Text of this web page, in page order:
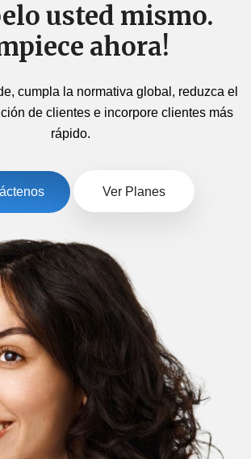
usted mismo.
ahora!
cumpla la normativa global, reduzca el
de clientes e incorpore clientes más
rápido.
Ver Planes